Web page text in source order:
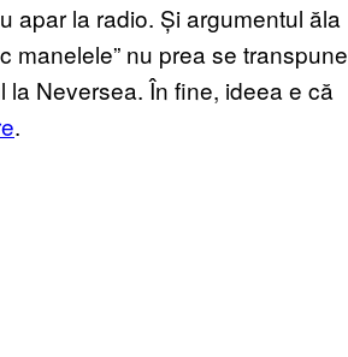
apar la radio. Și argumentul ăla
manelele” nu prea se transpune
Neversea. În fine, ideea e că
.